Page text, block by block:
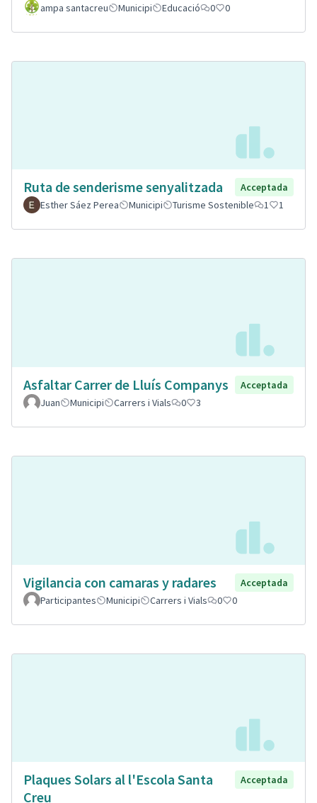
ampa santacreu Municipi Educació 0 0
Ruta de senderisme senyalitzada
Acceptada
Esther Sáez Perea
Municipi Turisme Sostenible 1 1
Asfaltar Carrer de Lluís Companys
Acceptada
Juan
Municipi Carrers i Vials 0 3
Vigilancia con camaras y radares
Acceptada
Participantes
Municipi Carrers i Vials 0 0
Plaques Solars al l'Escola Santa
Creu
Acceptada